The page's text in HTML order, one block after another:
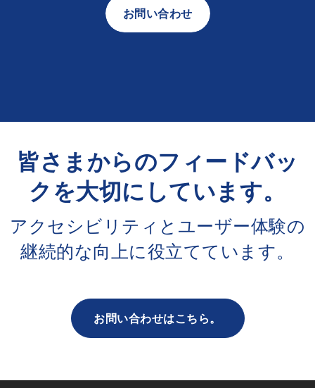
お問い合わせ
皆さまからのフィードバッ
クを大切にしています。
アクセシビリティとユーザー体験の
継続的な向上に役立てています。
お問い合わせはこちら。